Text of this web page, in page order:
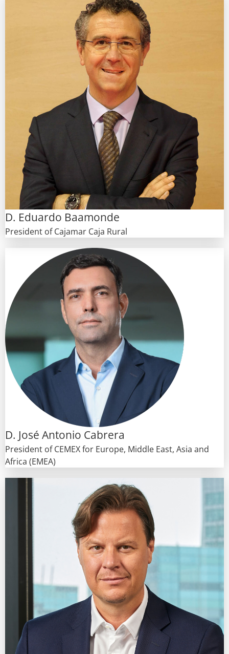
D. Eduardo Baamonde
President of Cajamar Caja Rural
D. José Antonio Cabrera
President of CEMEX for Europe, Middle East, Asia and
Africa (EMEA)